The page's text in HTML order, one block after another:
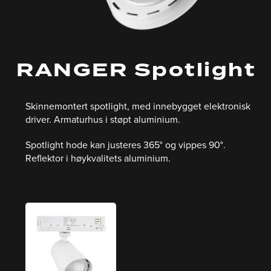
RANGER Spotlight
Skinnemontert spotlight, med innebygget elektronisk
driver. Armaturhus i støpt aluminium.
Spotlight hode kan justeres 365° og vippes 90°.
Reflektor i høykvalitets aluminium.